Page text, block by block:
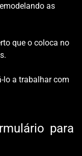
as
que o coloca no
lo a trabalhar com
para